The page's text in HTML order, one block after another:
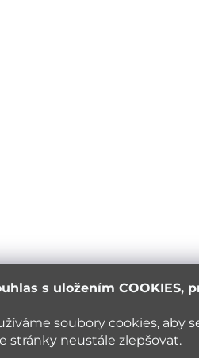
s uložením COOKIES,
soubory cookies,
stránky neustále zlepšovat.